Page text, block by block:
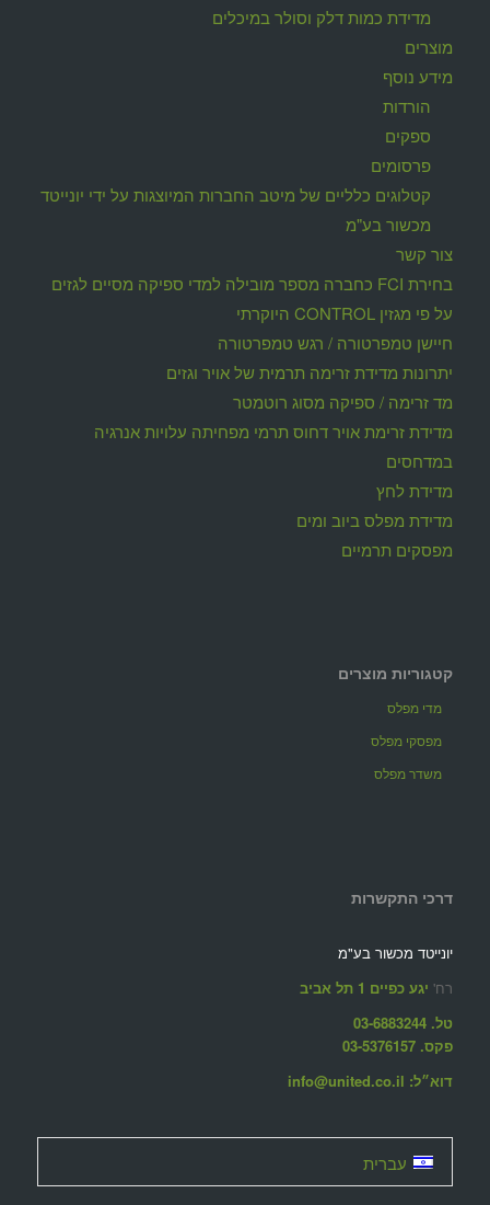
מדידת כמות דלק וסולר במיכלים
מוצרים
מידע נוסף
הורדות
ספקים
פרסומים
קטלוגים כלליים של מיטב החברות המיוצגות על ידי יונייטד
מכשור בע"מ
צור קשר
בחירת FCI כחברה מספר מובילה למדי ספיקה מסיים לגזים
על פי מגזין CONTROL היוקרתי
חיישן טמפרטורה / רגש טמפרטורה
יתרונות מדידת זרימה תרמית של אויר וגזים
מד זרימה / ספיקה מסוג רוטמטר
מדידת זרימת אויר דחוס תרמי מפחיתה עלויות אנרגיה
במדחסים
מדידת לחץ
מדידת מפלס ביוב ומים
מפסקים תרמיים
קטגוריות מוצרים
מדי מפלס
מפסקי מפלס
משדר מפלס
דרכי התקשרות
יונייטד מכשור בע"מ
רח' יגע כפיים 1 תל אביב
טל. 03-6883244
פקס. 03-5376157
דוא״ל: info@united.co.il
עברית